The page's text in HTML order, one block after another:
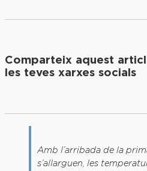
Comparteix aquest
les teves xarxes socials
Amb l’arribada de la
s’allarguen, les